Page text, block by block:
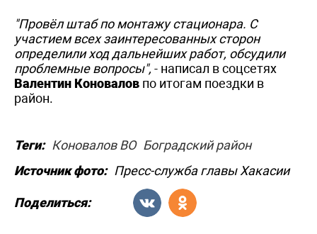
"Провёл штаб по монтажу стационара. С
участием всех заинтересованных сторон
определили ход дальнейших работ, обсудили
проблемные вопросы", - написал в соцсетях
Валентин Коновалов по итогам поездки в
район.
Теги: Коновалов ВО Боградский район
Источник фото: Пресс-служба главы Хакасии
Поделиться: